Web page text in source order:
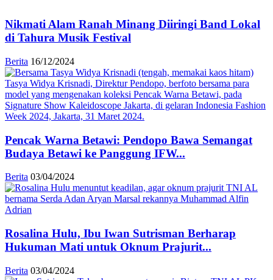
Nikmati Alam Ranah Minang Diiringi Band Lokal
di Tahura Musik Festival
Berita 16/12/2024
Pencak Warna Betawi: Pendopo Bawa Semangat
Budaya Betawi ke Panggung IFW...
Berita 03/04/2024
Rosalina Hulu, Ibu Iwan Sutrisman Berharap
Hukuman Mati untuk Oknum Prajurit...
Berita 03/04/2024